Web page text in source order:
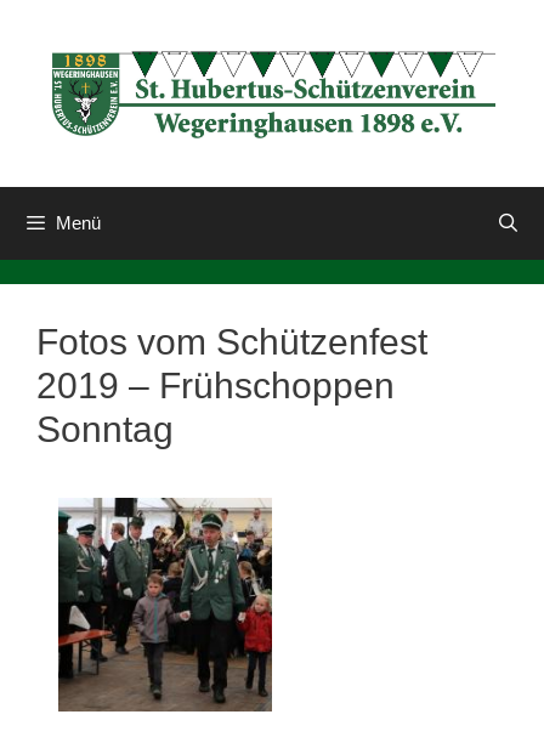
springen
Menü
Fotos vom Schützenfest
2019 – Frühschoppen
Sonntag